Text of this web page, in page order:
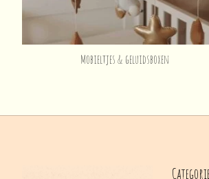
Mobieltjes & geluidsboxen